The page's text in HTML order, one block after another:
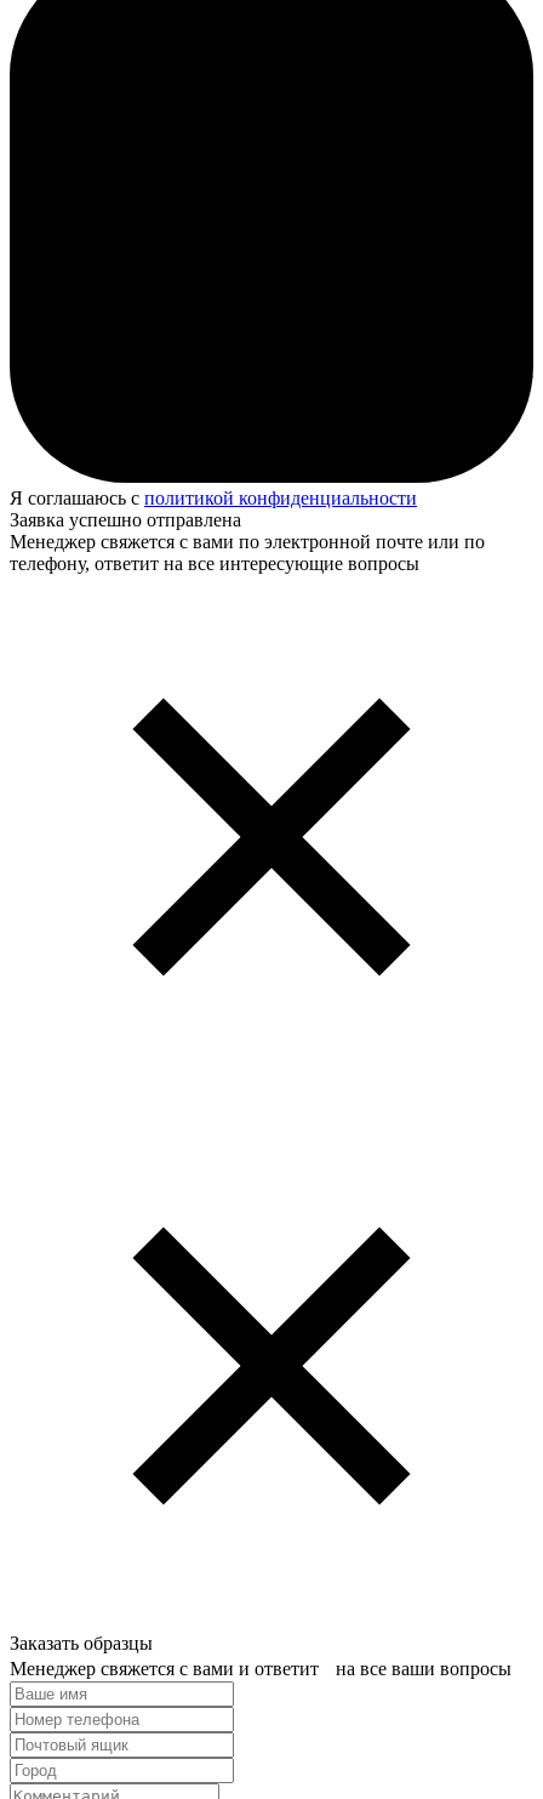
Я соглашаюсь с политикой конфиденциальности
Заявка успешно отправлена
Менеджер свяжется с вами по электронной почте или по
телефону, ответит на все интересующие вопросы
Заказать образцы
Менеджер свяжется с вами и ответит на все ваши вопросы